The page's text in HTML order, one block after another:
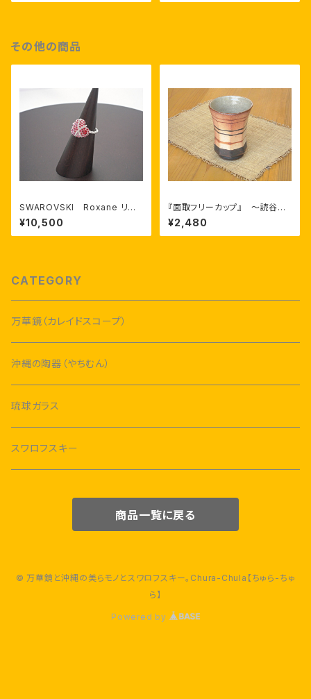
その他の商品
SWAROVSKI Roxane リン
グ
¥10,500
『面取フリーカップ』 ～読谷山
焼・北窯～ 與那原工房 與那
原正守 作
¥2,480
CATEGORY
万華鏡（カレイドスコープ）
沖縄の陶器（やちむん）
琉球ガラス
スワロフスキー
商品一覧に戻る
© 万華鏡と沖縄の美らモノとスワロフスキー。Chura-Chula【ちゅら-ちゅ
ら】
Powered by